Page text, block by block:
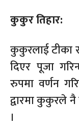
कुकुर तिहार:
कुकुरलाई टीका
दिएर पूजा
रुपमा वर्णन
द्वारमा कुकुरले
।